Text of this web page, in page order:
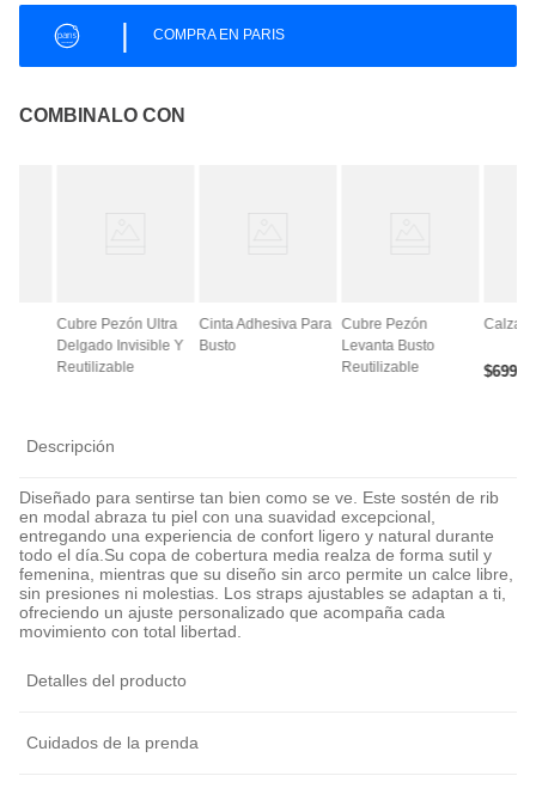
| COMPRA EN PARIS
COMBINALO CON
Cubre Pezón Ultra
Delgado Invisible Y
Reutilizable
Cinta Adhesiva Para
Busto
Cubre Pezón
Levanta Busto
Reutilizable
Calza
$6990
Descripción
Diseñado para sentirse tan bien como se ve. Este sostén de rib
en modal abraza tu piel con una suavidad excepcional,
entregando una experiencia de confort ligero y natural durante
todo el día.Su copa de cobertura media realza de forma sutil y
femenina, mientras que su diseño sin arco permite un calce libre,
sin presiones ni molestias. Los straps ajustables se adaptan a ti,
ofreciendo un ajuste personalizado que acompaña cada
movimiento con total libertad.
Detalles del producto
Cuidados de la prenda